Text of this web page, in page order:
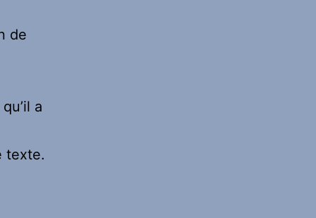
de
a
texte.